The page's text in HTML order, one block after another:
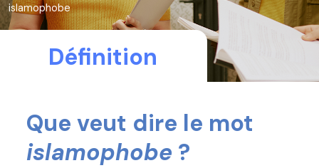
islamophobe
Définition
Que veut dire le mot
islamophobe ?